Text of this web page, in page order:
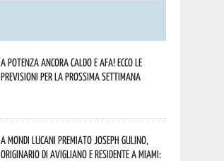
A Potenza ancora caldo e afa! Ecco le
previsioni per la prossima settimana
A Mondi lucani premiato Joseph Gulino,
originario di Avigliano e residente a Miami: